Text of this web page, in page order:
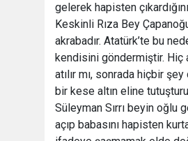
gelerek hapisten
Keskinli Rıza Bey
akrabadır. Atatürk’te bu
kendisini göndermiştir. Hiç
atılır mı, sonrada hiçbir
bir kese altın eline
Süleyman Sırrı beyin oğlu
açıp babasını hapisten